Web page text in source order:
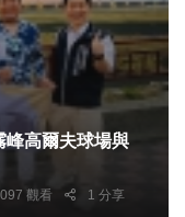
峰高爾夫球場與
觀看 1 分享